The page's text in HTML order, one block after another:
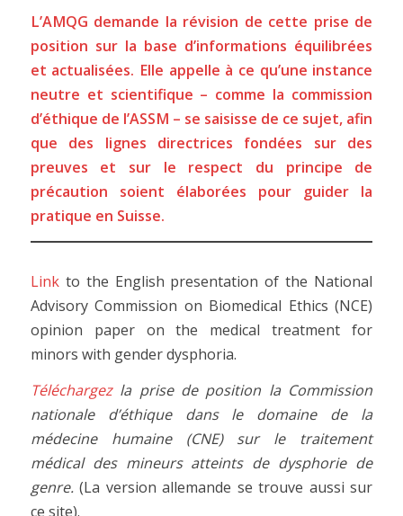
L’AMQG demande la révision de cette prise de
position sur la base d’informations équilibrées
et actualisées. Elle appelle à ce qu’une instance
neutre et scientifique – comme la commission
d’éthique de l’ASSM – se saisisse de ce sujet, afin
que des lignes directrices fondées sur des
preuves et sur le respect du principe de
précaution soient élaborées pour guider la
pratique en Suisse.
Linkto the English presentation of the National
Advisory Commission on Biomedical Ethics (NCE)
opinion paper on the medical treatment for
minors with gender dysphoria.
Téléchargezla prise de position la Commission
nationale d’éthique dans le domaine de la
médecine humaine (CNE) sur le traitement
médical des mineurs atteints de dysphorie de
genre.(La version allemande se trouve aussi sur
ce site).